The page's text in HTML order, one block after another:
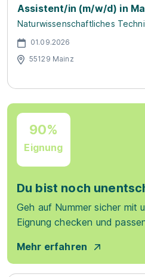
Assistent/in (m/w/d) in
Naturwissenschaftliches
01.09.2026
55129 Mainz
90%
Eignung
Du bist noch
Geh auf Nummer sicher mit
Eignung checken und
Mehr erfahren